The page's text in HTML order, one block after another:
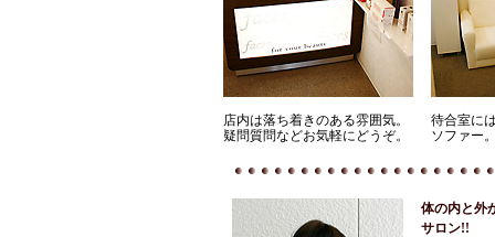
店内は落ち着きのある雰囲気。
疑問質問などお気軽にどうぞ。
待合室に
ソファー
体の内と外
サロン!!